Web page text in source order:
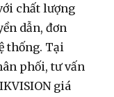
chất lượng
dẫn, đơn
thống. Tại
phối, tư vấn
giá